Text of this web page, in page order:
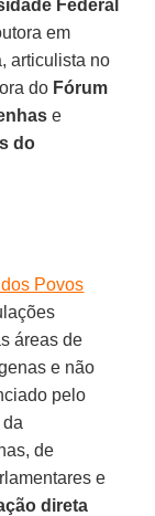
Federal
em
articulista no
do Fórum
e
do
Povos
áreas de
e não
pelo
de
e
direta